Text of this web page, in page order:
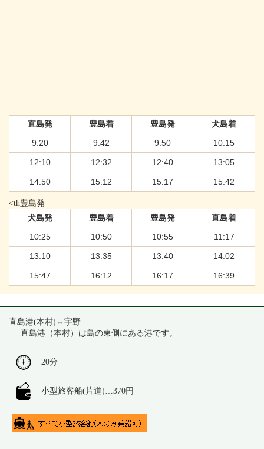
直島発 豊島着 豊島発
犬島着
9:20
9:42 9:50 10:15
12:10 12:32 12:40 13:05
14:50 15:12 15:17 15:42
<th豊島発
犬島発 豊島着 豊島発
直島着
10:25
10:50 10:55 11:17
13:10 13:35 13:40 14:02
15:47 16:12 16:17 16:39
直島港(本村)⇔宇野
直島港（本村）は島の東側にある港です。
20分
小型旅客船(片道)…370円